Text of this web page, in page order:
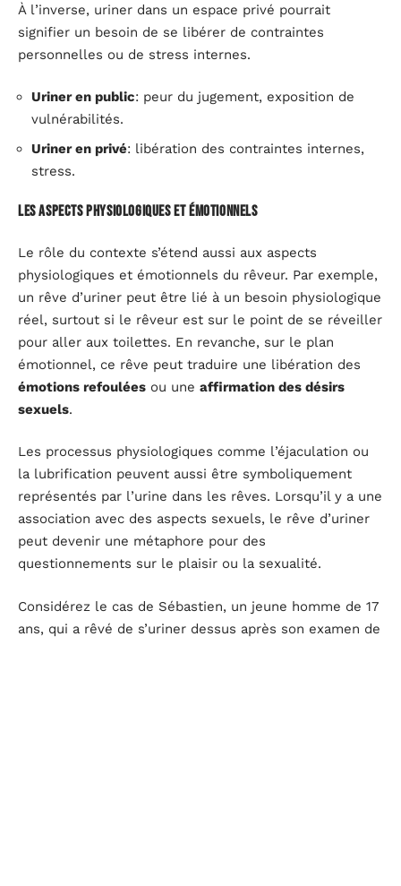
À l’inverse, uriner dans un espace privé pourrait
signifier un besoin de se libérer de contraintes
personnelles ou de stress internes.
Uriner en public: peur du jugement, exposition de
vulnérabilités.
Uriner en privé: libération des contraintes internes,
stress.
Les aspects physiologiques et émotionnels
Le rôle du contexte s’étend aussi aux aspects
physiologiques et émotionnels du rêveur. Par exemple,
un rêve d’uriner peut être lié à un besoin physiologique
réel, surtout si le rêveur est sur le point de se réveiller
pour aller aux toilettes. En revanche, sur le plan
émotionnel, ce rêve peut traduire une libération des
émotions refoulées ou une affirmation des désirs
sexuels.
Les processus physiologiques comme l’éjaculation ou
la lubrification peuvent aussi être symboliquement
représentés par l’urine dans les rêves. Lorsqu’il y a une
association avec des aspects sexuels, le rêve d’uriner
peut devenir une métaphore pour des
questionnements sur le plaisir ou la sexualité.
Considérez le cas de Sébastien, un jeune homme de 17
ans, qui a rêvé de s’uriner dessus après son examen de